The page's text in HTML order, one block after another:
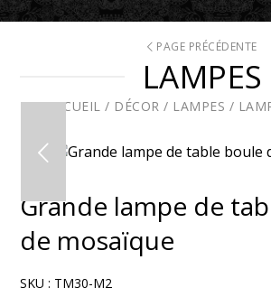
PAGE PRÉCÉDENTE
LAMPES
ACCUEIL / DÉCOR / LAMPES /
Grande lampe de
de mosaïque
SKU : TM30-M2